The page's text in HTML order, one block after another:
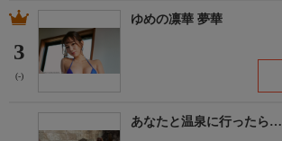
3
(-)
ゆめの凛華 夢華
あなたと温泉に行ったら…